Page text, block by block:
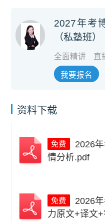
2027年考
（私塾班）
全面精讲 直
我要报名
资料下载
情分析.pdf
力原文+译文